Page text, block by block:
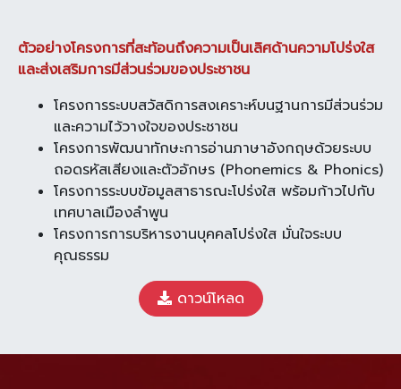
ตัวอย่างโครงการที่สะท้อนถึงความเป็นเลิศด้านความโปร่งใส
และส่งเสริมการมีส่วนร่วมของประชาชน
โครงการระบบสวัสดิการสงเคราะห์บนฐานการมีส่วนร่วม
และความไว้วางใจของประชาชน
โครงการพัฒนาทักษะการอ่านภาษาอังกฤษด้วยระบบ
ถอดรหัสเสียงและตัวอักษร (Phonemics & Phonics)
โครงการระบบข้อมูลสาธารณะโปร่งใส พร้อมก้าวไปกับ
เทศบาลเมืองลำพูน
โครงการการบริหารงานบุคคลโปร่งใส มั่นใจระบบ
คุณธรรม
ดาวน์โหลด